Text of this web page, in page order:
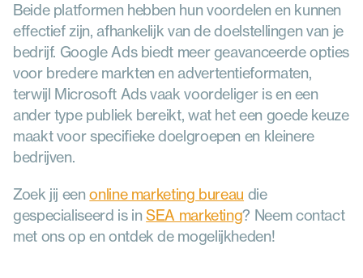
Beide platformen hebben hun voordelen en kunnen
effectief zijn, afhankelijk van de doelstellingen van je
bedrijf. Google Ads biedt meer geavanceerde opties
voor bredere markten en advertentieformaten,
terwijl Microsoft Ads vaak voordeliger is en een
ander type publiek bereikt, wat het een goede keuze
maakt voor specifieke doelgroepen en kleinere
bedrijven.
Zoek jij een online marketing bureau die
gespecialiseerd is in SEA marketing? Neem contact
met ons op en ontdek de mogelijkheden!